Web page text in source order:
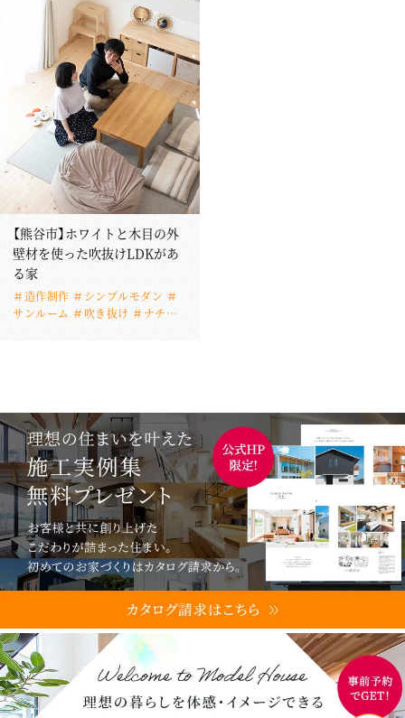
【熊谷市】ホワイトと木目の外
壁材を使った吹抜けLDKがあ
る家
＃造作制作 ＃シンプルモダン ＃
サンルーム ＃吹き抜け ＃ナチュ